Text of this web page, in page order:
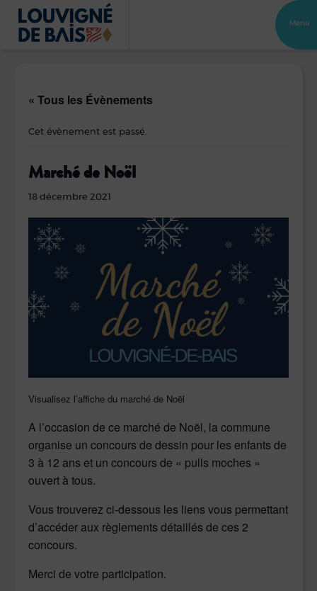
Menu
« Tous les Évènements
Cet évènement est passé.
Marché de Noël
18 décembre 2021
Visualisez l’affiche du marché de Noël
A l’occasion de ce marché de Noël, la commune
organise un concours de dessin pour les enfants de
3 à 12 ans et un concours de « pulls moches »
ouvert à tous.
Vous trouverez ci-dessous les liens vous permettant
d’accéder aux règlements détaillés de ces 2
concours.
Merci de votre participation.